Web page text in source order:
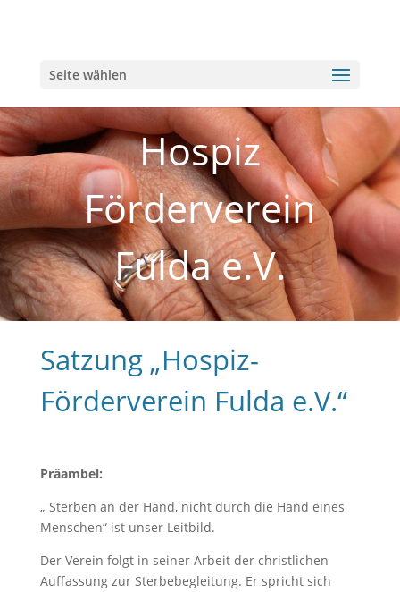
Seite wählen
Hospiz
Förderverein
Fulda e.V.
Satzung „Hospiz-
Förderverein Fulda e.V.“
Präambel:
„ Sterben an der Hand, nicht durch die Hand eines
Menschen“ ist unser Leitbild.
Der Verein folgt in seiner Arbeit der christlichen
Auffassung zur Sterbebegleitung. Er spricht sich